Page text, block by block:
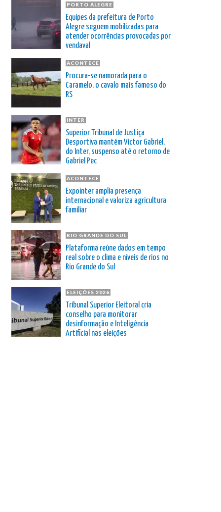
PORTO ALEGRE
Equipes da prefeitura de Porto
Alegre seguem mobilizadas para
atender ocorrências provocadas por
vendaval
ACONTECE
Procura-se namorada para o
Caramelo, o cavalo mais famoso do
RS
INTER
Superior Tribunal de Justiça
Desportiva mantém Victor Gabriel,
do Inter, suspenso até o retorno de
Gabriel Pec
ACONTECE
Expointer amplia presença
internacional e valoriza agricultura
familiar
RIO GRANDE DO SUL
Plataforma reúne dados em tempo
real sobre o clima e níveis de rios no
Rio Grande do Sul
ELEIÇÕES 2026
Tribunal Superior Eleitoral cria
conselho para monitorar
desinformação e Inteligência
Artificial nas eleições